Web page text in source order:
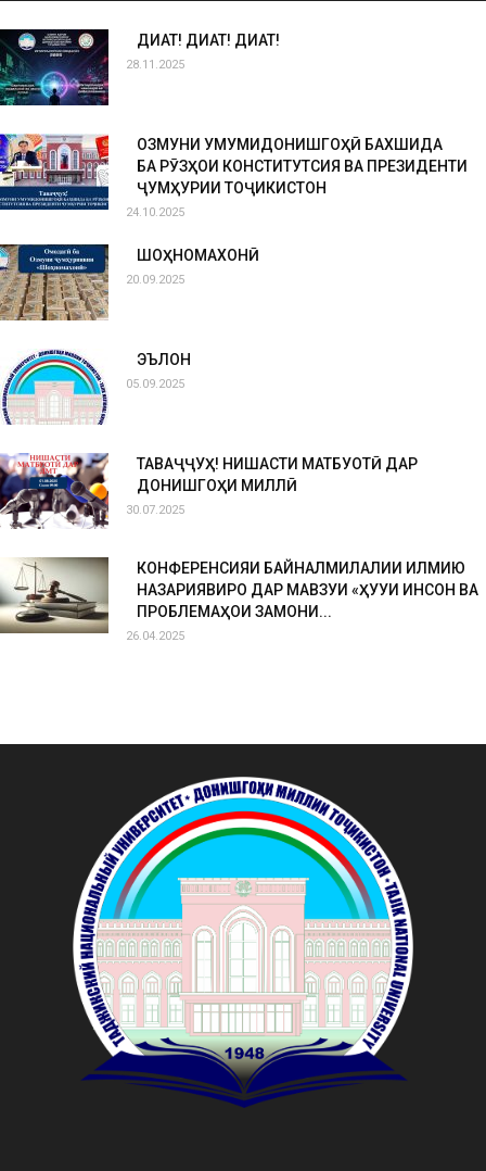
ДИҚҚАТ! ДИҚҚАТ! ДИҚҚАТ!
28.11.2025
ОЗМУНИ УМУМИДОНИШГОҲӢ БАХШИДА
БА РӮЗҲОИ КОНСТИТУТСИЯ ВА ПРЕЗИДЕНТИ
ҶУМҲУРИИ ТОҶИКИСТОН
24.10.2025
ШОҲНОМАХОНӢ
20.09.2025
ЭЪЛОН
05.09.2025
ТАВАҶҶУҲ! НИШАСТИ МАТБУОТӢ ДАР
ДОНИШГОҲИ МИЛЛӢ
30.07.2025
КОНФЕРЕНСИЯИ БАЙНАЛМИЛАЛИИ ИЛМИЮ
НАЗАРИЯВИРО ДАР МАВЗУИ «ҲУҚУҚИ ИНСОН ВА
ПРОБЛЕМАҲОИ ЗАМОНИ...
26.04.2025